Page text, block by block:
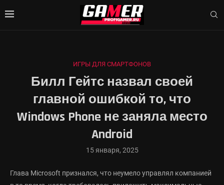
ИГРЫ ДЛЯ СМАРТФОНОВ
Билл Гейтс назвал своей
главной ошибкой то, что
Windows Phone не заняла место
Android
15 января, 2025
Глава Microsoft признался, что неумело управлял компанией